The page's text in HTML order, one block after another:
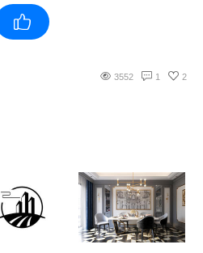
3552 1 2